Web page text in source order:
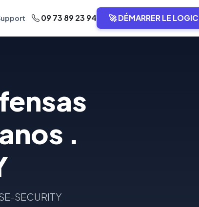
09 73 89 23 94 🚀 DÉMARRER LE
.
SECURITY